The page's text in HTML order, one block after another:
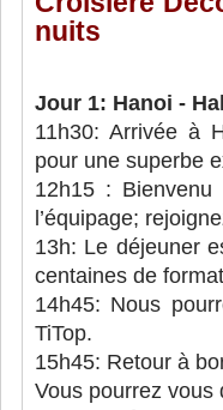
nuits
Jour 1: Hanoi -
11h30: Arrivée à
pour une superbe
12h15 :
l’équipage;
13h: Le déjeuner
centaines de
14h45: Nous
TiTop.
15h45: Retour à
Vous pourrez vous